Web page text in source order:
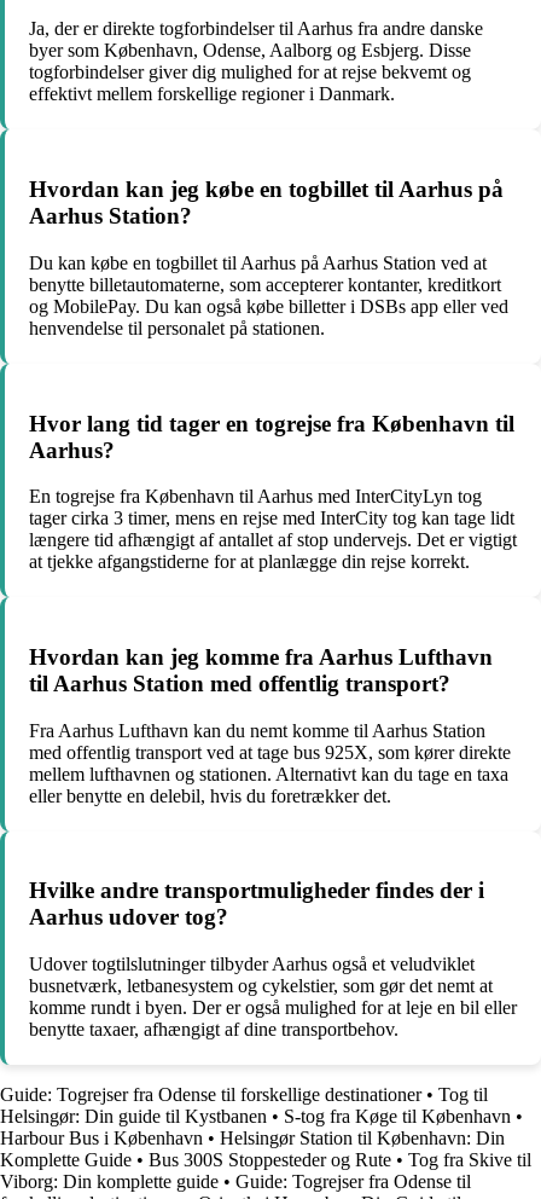
Ja, der er direkte togforbindelser til Aarhus fra andre danske
byer som København, Odense, Aalborg og Esbjerg. Disse
togforbindelser giver dig mulighed for at rejse bekvemt og
effektivt mellem forskellige regioner i Danmark.
Hvordan kan jeg købe en togbillet til Aarhus på
Aarhus Station?
Du kan købe en togbillet til Aarhus på Aarhus Station ved at
benytte billetautomaterne, som accepterer kontanter, kreditkort
og MobilePay. Du kan også købe billetter i DSBs app eller ved
henvendelse til personalet på stationen.
Hvor lang tid tager en togrejse fra København til
Aarhus?
En togrejse fra København til Aarhus med InterCityLyn tog
tager cirka 3 timer, mens en rejse med InterCity tog kan tage lidt
længere tid afhængigt af antallet af stop undervejs. Det er vigtigt
at tjekke afgangstiderne for at planlægge din rejse korrekt.
Hvordan kan jeg komme fra Aarhus Lufthavn
til Aarhus Station med offentlig transport?
Fra Aarhus Lufthavn kan du nemt komme til Aarhus Station
med offentlig transport ved at tage bus 925X, som kører direkte
mellem lufthavnen og stationen. Alternativt kan du tage en taxa
eller benytte en delebil, hvis du foretrækker det.
Hvilke andre transportmuligheder findes der i
Aarhus udover tog?
Udover togtilslutninger tilbyder Aarhus også et veludviklet
busnetværk, letbanesystem og cykelstier, som gør det nemt at
komme rundt i byen. Der er også mulighed for at leje en bil eller
benytte taxaer, afhængigt af dine transportbehov.
Guide: Togrejser fra Odense til forskellige destinationer• Tog til
Helsingør: Din guide til Kystbanen • S-tog fra Køge til København •
Harbour Bus i København • Helsingør Station til København: Din
Komplette Guide • Bus 300S Stoppesteder og Rute • Tog fra Skive til
Viborg: Din komplette guide • Guide: Togrejser fra Odense til